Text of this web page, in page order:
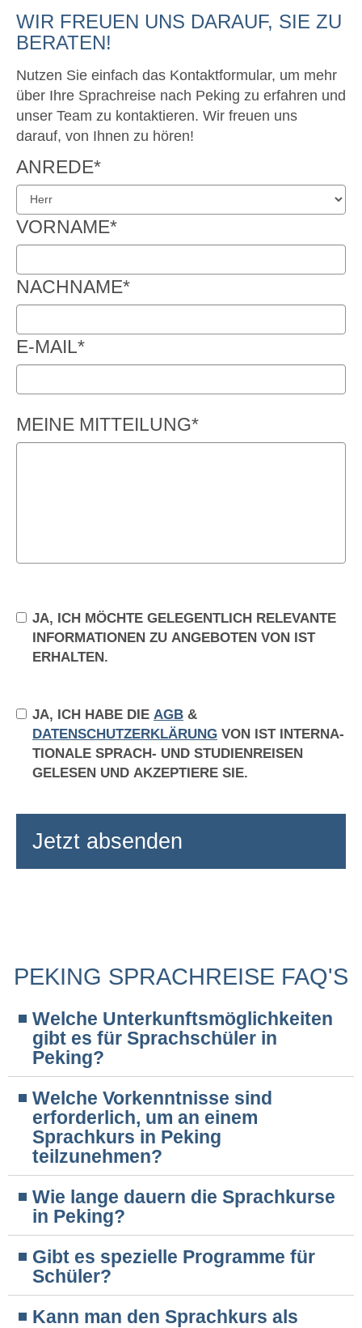
WIR FREUEN UNS DARAUF, SIE ZU
BERATEN!
Nutzen Sie einfach das Kontaktformular, um mehr
über Ihre Sprachreise nach Peking zu erfahren und
unser Team zu kontaktieren. Wir freuen uns
darauf, von Ihnen zu hören!
ANREDE*
VORNAME*
NACHNAME*
E-MAIL*
MEINE MITTEILUNG*
JA, ICH MÖCHTE GELEGENTLICH RELEVANTE
INFORMATIONEN ZU ANGEBOTEN VON IST
ERHALTEN.
JA, ICH HABE DIE AGB &
DATENSCHUTZERKLÄRUNG VON IST IN­TER­NA­
TIO­NA­LE SPRACH- UND STU­DI­EN­REI­SEN
GELESEN UND AKZEPTIERE SIE.
Jetzt absenden
PEKING SPRACHREISE FAQ'S
Welche Unterkunftsmöglichkeiten
gibt es für Sprachschüler in
Peking?
Welche Vorkenntnisse sind
erforderlich, um an einem
Sprachkurs in Peking
teilzunehmen?
Wie lange dauern die Sprachkurse
in Peking?
Gibt es spezielle Programme für
Schüler?
Kann man den Sprachkurs als